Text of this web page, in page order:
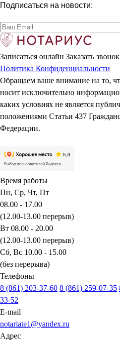
Подписаться на новости:
Записаться онлайн Заказать звонок
Политика Конфиденциальности
Обращаем ваше внимание на то,
носит исключительно
каких условиях не является
положениями Статьи 437
Федерации.
Время работы
Пн, Ср, Чт, Пт
08.00 - 17.00
(12.00-13.00 перерыв)
Вт 08.00 - 20.00
(12.00-13.00 перерыв)
Сб, Вс 10.00 - 15.00
(без перерыва)
Телефоны
8 (861) 203-37-60 8 (861) 259-07-35
33-52
E-mail
notariate1@yandex.ru
Адрес